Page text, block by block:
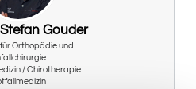
Stefan Gouder
Orthopädie und
/ Chirotherapie